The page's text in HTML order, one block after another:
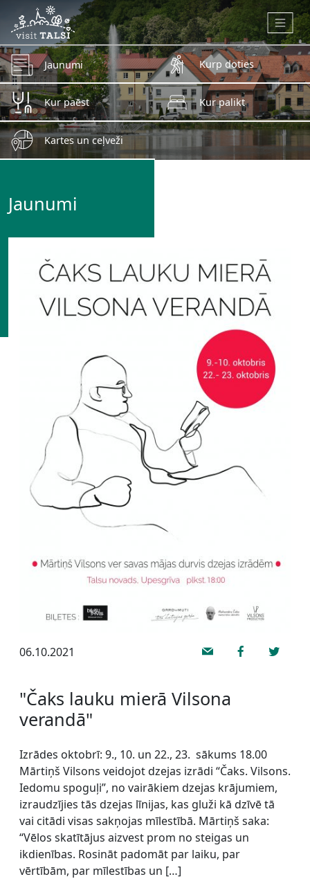
Skip to main content
Jaunumi Kurp doties
Kur paēst Kur palikt
Kartes un ceļveži
Jaunumi
06.10.2021
"Čaks lauku mierā Vilsona
verandā"
Izrādes oktobrī: 9., 10. un 22., 23. sākums 18.00
Mārtiņš Vilsons veidojot dzejas izrādi “Čaks. Vilsons.
Iedomu spoguļi”, no vairākiem dzejas krājumiem,
izraudzījies tās dzejas līnijas, kas gluži kā dzīvē tā
vai citādi visas sakņojas mīlestībā. Mārtiņš saka:
“Vēlos skatītājus aizvest prom no steigas un
ikdienības. Rosināt padomāt par laiku, par
vērtībām, par mīlestības un […]